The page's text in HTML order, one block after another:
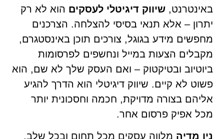
באינטרנט,שיווק דיגיטלי לעסקים הוא לא רק
יתרון – אלא תנאי בסיסי להצלחה. הצרכנים
מחפשים מידע בגוגל, צורכים תוכן באינסטגרם,
מקבלים הצעות במייל ונחשפים לפרסומות
ביוטיוב ובטיקטוק – ואם העסק שלך לא שם, הוא
פשוט לא קיים. שיווק דיגיטלי הוא הדרך להגיע
אליהם בצורה מדויקת, חכמה וחסכונית יותר
מכל אפיק פרסום אחר.
ניו מדיה מלווה עסקים מכל תחום ובכל שלב,